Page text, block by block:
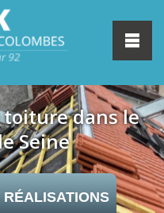
dans le
Seine
RÉALISATIONS